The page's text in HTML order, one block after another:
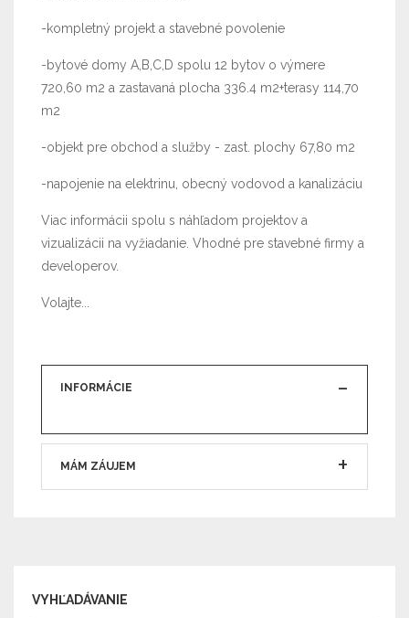
-kompletný projekt a stavebné povolenie
-bytové domy A,B,C,D spolu 12 bytov o výmere
720,60 m2 a zastavaná plocha 336.4 m2+terasy 114,70
m2
-objekt pre obchod a služby - zast. plochy 67,80 m2
-napojenie na elektrinu, obecný vodovod a kanalizáciu
Viac informácii spolu s náhľadom projektov a
vizualizácii na vyžiadanie. Vhodné pre stavebné firmy a
developerov.
Volajte...
INFORMÁCIE
MÁM ZÁUJEM
VYHĽADÁVANIE